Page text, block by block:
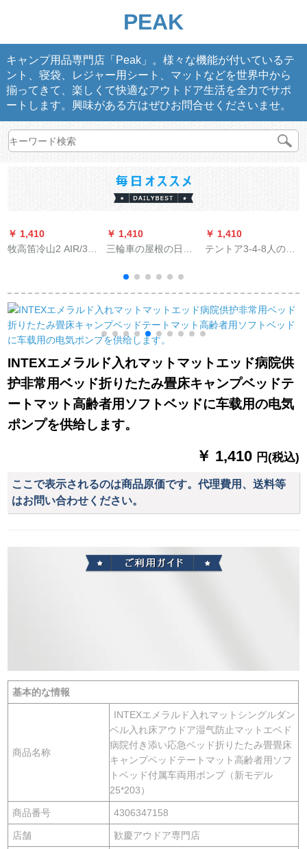
PEAK
キャンプ用品専門店「Peak」。様々な機能が付いているテ
ント、寝袋、レジャー用シート、マットなどを世界中から
揃ってきて、楽しくて快適なアウトドア生活を全力でサポ
ートします。興味がある方はぜひお問合せくださいませ。
￥ 1,410
牧高笛冷山2 AIR/3
キャンプ2-3人アルミ
ニウムロッド二層防
風レインテ冷山
PLUS-レッドグレー
￥ 1,410
三輪車の屋根の日よ
輪車の蓬全閉鎖半閉
鎖両用の屋根全閉塞
三輪車の屋根厚め双
簾8足100*75 cm
￥ 1,410
テントア3-4-8人の二
テン092(3-5人)コー
ヒー
INTEXエメラルド入れマットマットエッド病院供
护非常用ベッド折りたたみ畳床キャンプベッドテ
ートマット高齢者用ソフトベッドに车载用の电気
ポンプを供给します。
￥ 1,410 円(税込)
ここで表示されるのは商品原価です。代理費用、送料等
はお問い合わせください。
基本的な情報
商品名称
INTEXエメラルド入れマットシングルダン
ベル入れ床アウドア湿气防止マットエベド
病院付き添い応急ベッド折りたたみ畳畳床
キャンプベッドテートマット高齢者用ソフ
トベッド付属车両用ポンプ（新モデル
25*203）
商品番号 4306347158
店舗 歓慶アウドア専門店